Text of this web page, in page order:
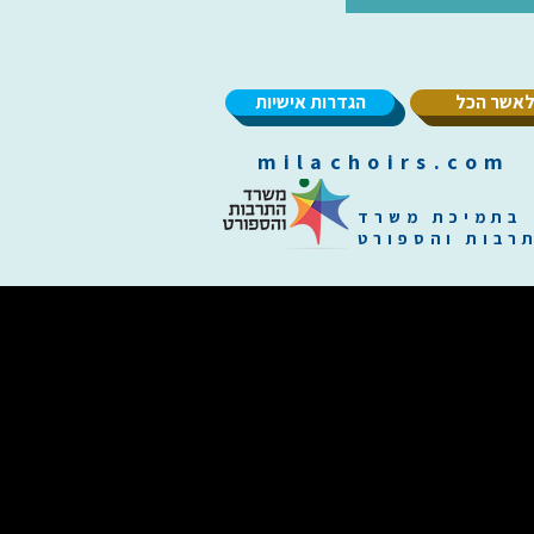
הגדרות אישיות לאשר הכל
בתמיכת משרד
והספורט